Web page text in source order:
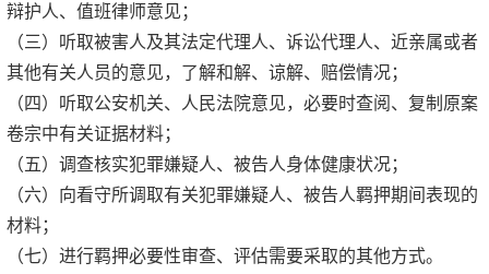
辩护人、值班律师意见；
（三）听取被害人及其法定代理人、诉讼代理人、近亲属或者
其他有关人员的意见，了解和解、谅解、赔偿情况；
（四）听取公安机关、人民法院意见，必要时查阅、复制原案
卷宗中有关证据材料；
（五）调查核实犯罪嫌疑人、被告人身体健康状况；
（六）向看守所调取有关犯罪嫌疑人、被告人羁押期间表现的
材料；
（七）进行羁押必要性审查、评估需要采取的其他方式。